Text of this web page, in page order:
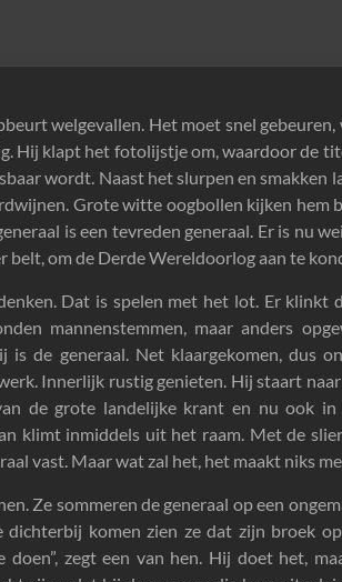
welgevallen. Het moet snel
Hij klapt het fotolijstje om, waardoor de
wordt. Naast het slurpen en smakken
Grote witte oogbollen kijken hem
is een tevreden generaal. Er is nu
belt, om de Derde Wereldoorlog aan te
Dat is spelen met het lot. Er klinkt
mannenstemmen, maar anders
de generaal. Net klaargekomen, dus
Innerlijk rustig genieten. Hij staart
de grote landelijke krant en nu ook
klimt inmiddels uit het raam. Met de
vast. Maar wat zal het, het maakt niks
Ze sommeren de generaal op een
dichterbij komen zien ze dat zijn broek
doen”, zegt een van hen. Hij doet het,